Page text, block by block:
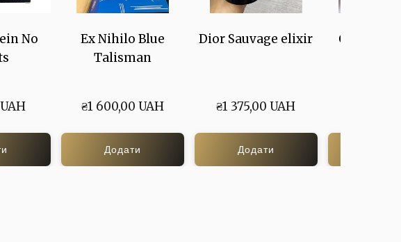
No
Ex Nihilo Blue
Talisman
₴1 600,00 UAH
Додати
Dior Sauvage elixir
₴1 375,00 UAH
Додати
Cerruti